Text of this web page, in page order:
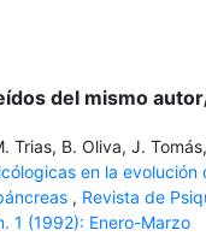
del mismo
Trias, B. Oliva, J.
en la evolución
, Revista de
1 (1992): Enero-Marzo